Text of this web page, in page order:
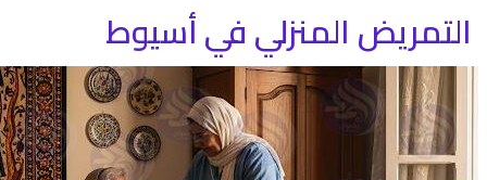
التمريض المنزلي في أسيوط